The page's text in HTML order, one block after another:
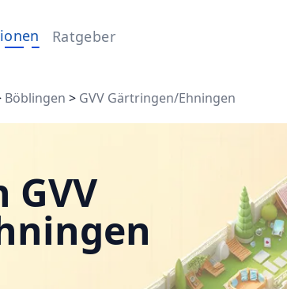
Ratgeber
Böblingen > GVV Gärtringen/Ehningen